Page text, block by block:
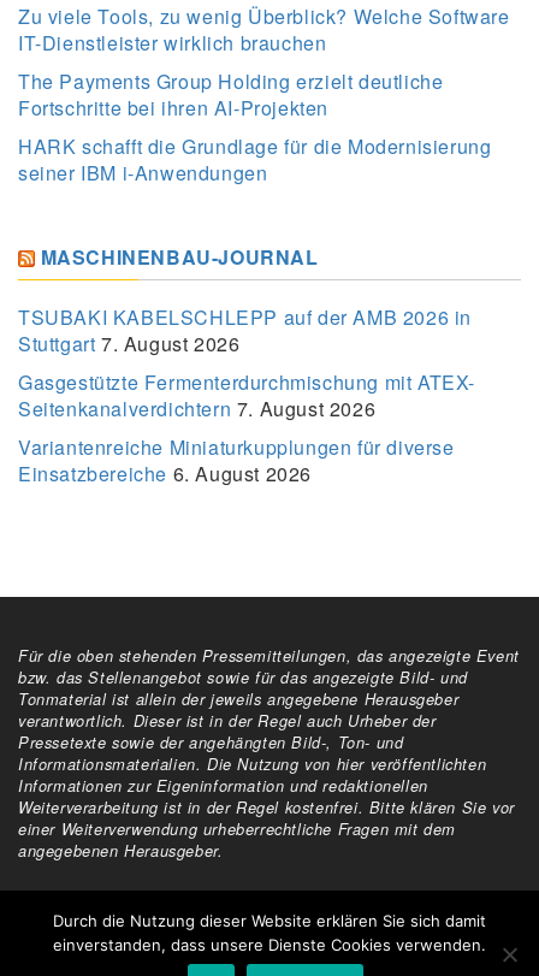
Zu viele Tools, zu wenig Überblick? Welche Software
IT-Dienstleister wirklich brauchen
The Payments Group Holding erzielt deutliche
Fortschritte bei ihren AI-Projekten
HARK schafft die Grundlage für die Modernisierung
seiner IBM i-Anwendungen
MASCHINENBAU-JOURNAL
TSUBAKI KABELSCHLEPP auf der AMB 2026 in
Stuttgart 7. August 2026
Gasgestützte Fermenterdurchmischung mit ATEX-
Seitenkanalverdichtern 7. August 2026
Variantenreiche Miniaturkupplungen für diverse
Einsatzbereiche 6. August 2026
Für die oben stehenden Pressemitteilungen, das angezeigte Event
bzw. das Stellenangebot sowie für das angezeigte Bild- und
Tonmaterial ist allein der jeweils angegebene Herausgeber
verantwortlich. Dieser ist in der Regel auch Urheber der
Pressetexte sowie der angehängten Bild-, Ton- und
Informationsmaterialien. Die Nutzung von hier veröffentlichten
Informationen zur Eigeninformation und redaktionellen
Weiterverarbeitung ist in der Regel kostenfrei. Bitte klären Sie vor
einer Weiterverwendung urheberrechtliche Fragen mit dem
angegebenen Herausgeber.
Alle Rechte vorbehalten
Durch die Nutzung dieser Website erklären Sie sich damit
einverstanden, dass unsere Dienste Cookies verwenden.